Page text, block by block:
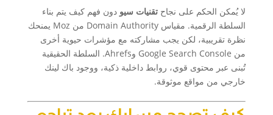
لا يُمكن الحكم على نجاح تقنيات سيو دون فهم كيف يتم بناء
السلطة الرقمية. مقياس Domain Authority من Moz يمنحك
نظرة تقريبية، لكن يجب مشاركته مع مؤشرات حيوية أخرى
من Google Search Console وAhrefs. السلطة الحقيقية
تُبنى عبر محتوى قوي، روابط داخلية ذكية، ووجود باك لينك
خارجي من مواقع موثوقة.